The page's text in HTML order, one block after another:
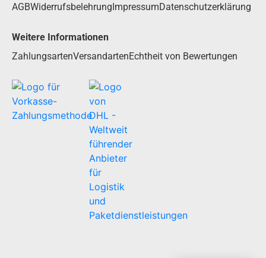
AGBWiderrufsbelehrungImpressumDatenschutzerklärung
Weitere Informationen
ZahlungsartenVersandartenEchtheit von Bewertungen